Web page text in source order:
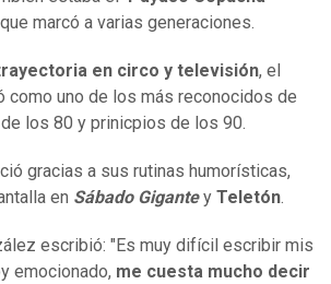
marcó a varias generaciones.
en circo y televisión, el
como uno de los más reconocidos de
los 80 y prinicpios de los 90.
gracias a sus rutinas humorísticas,
en Sábado Gigantey Teletón.
escribió: "Es muy difícil escribir mis
emocionado, me cuesta mucho decir